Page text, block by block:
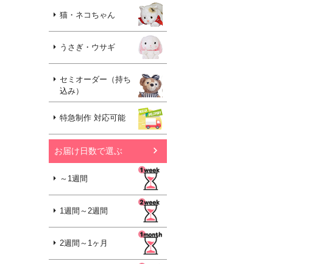
猫・ネコちゃん
うさぎ・ウサギ
セミオーダー（持ち
込み）
特急制作 対応可能
お届け日数で選ぶ
～1週間
1週間～2週間
2週間～1ヶ月